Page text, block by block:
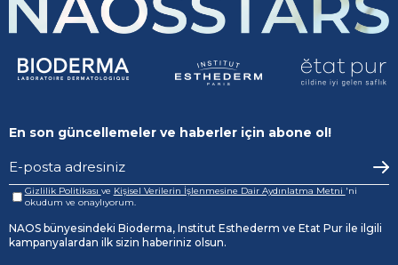
En son güncellemeler ve haberler için abone ol!
Gizlilik Politikası ve Kişisel Verilerin İşlenmesine Dair Aydınlatma Metni 'ni
okudum ve onaylıyorum.
NAOS bünyesindeki Bioderma, Institut Esthederm ve Etat Pur ile ilgili
kampanyalardan ilk sizin haberiniz olsun.